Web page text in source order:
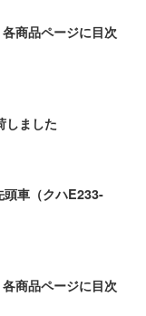
商品ページに目次
しました
車（クハE233-
商品ページに目次